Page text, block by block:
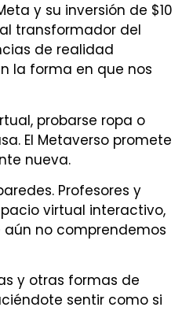
y su inversión de $10
transformador del
de realidad
la forma en que nos
probarse ropa o
El Metaverso promete
nueva.
Profesores y
virtual interactivo,
no comprendemos
y otras formas de
sentir como si